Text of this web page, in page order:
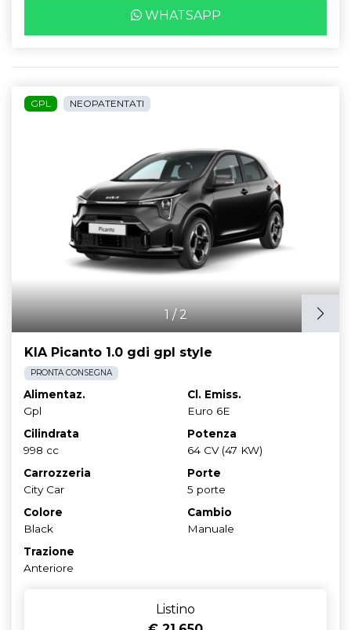
WHATSAPP
1/2
GPL NEOPATENTATI
KIA Picanto 1.0 gdi gpl style
PRONTA CONSEGNA
Alimentaz.
Gpl
Cl. Emiss.
Euro 6E
Cilindrata
998 cc
Potenza
64 CV (47 KW)
Carrozzeria
City Car
Porte
5 porte
Colore
Black
Cambio
Manuale
Trazione
Anteriore
Listino